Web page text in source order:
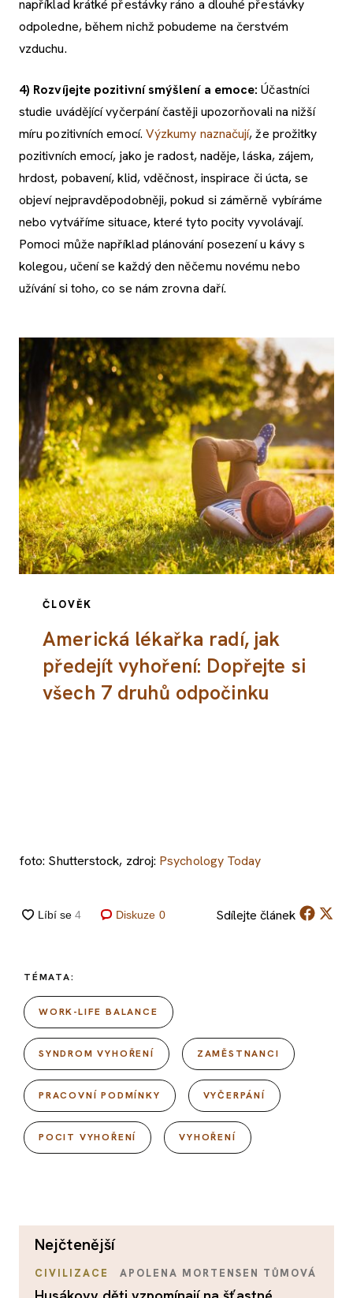
například krátké přestávky ráno a dlouhé přestávky
odpoledne, během nichž pobudeme na čerstvém
vzduchu.
4) Rozvíjejte pozitivní smýšlení a emoce: Účastníci
studie uvádějící vyčerpání častěji upozorňovali na nižší
míru pozitivních emocí. Výzkumy naznačují, že prožitky
pozitivních emocí, jako je radost, naděje, láska, zájem,
hrdost, pobavení, klid, vděčnost, inspirace či úcta, se
objeví nejpravděpodobněji, pokud si záměrně vybíráme
nebo vytváříme situace, které tyto pocity vyvolávají.
Pomoci může například plánování posezení u kávy s
kolegou, učení se každý den něčemu novému nebo
užívání si toho, co se nám zrovna daří.
ČLOVĚK
Americká lékařka radí, jak
předejít vyhoření: Dopřejte si
všech 7 druhů odpočinku
foto: Shutterstock, zdroj: Psychology Today
Diskuze 0 Sdílejte článek
TÉMATA:
WORK-LIFE BALANCE
SYNDROM VYHOŘENÍ ZAMĚSTNANCI
PRACOVNÍ PODMÍNKY VYČERPÁNÍ
POCIT VYHOŘENÍ VYHOŘENÍ
nejčtenější
CIVILIZACE APOLENA MORTENSEN TŮMOVÁ